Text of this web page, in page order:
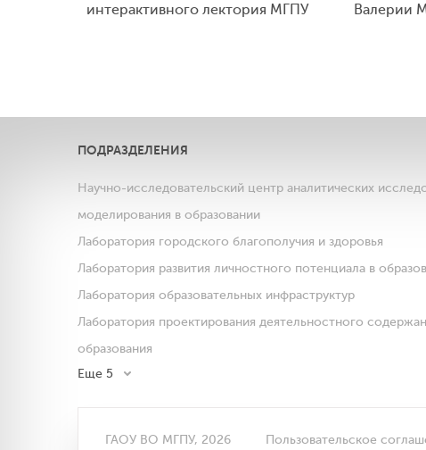
интерактивного лектория МГПУ
Валерии
ПОДРАЗДЕЛЕНИЯ
Научно-исследовательский центр аналитических
моделирования в образовании
Лаборатория городского благополучия и здоровья
Лаборатория развития личностного потенциала в
Лаборатория образовательных инфраструктур
Лаборатория проектирования деятельностного
образования
Еще 5
ГАОУ ВО МГПУ, 2026 Пользовательское